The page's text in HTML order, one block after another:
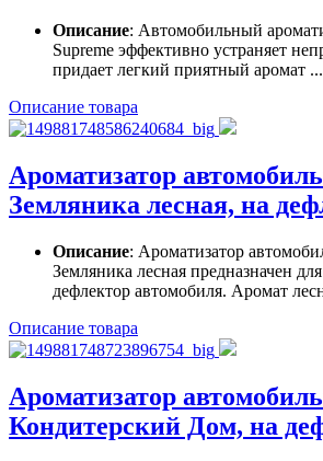
Описание: Автомобильный
Supreme эффективно устраняет
придает легкий приятный аромат ...
Описание товара
Ароматизатор
Земляника лесная, на
Описание: Ароматизатор
Земляника лесная предназначен
дефлектор автомобиля. Аромат
Описание товара
Ароматизатор
Кондитерский Дом, на